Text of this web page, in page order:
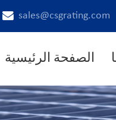
sales@csgrating.com
الصفحة الرئيسية